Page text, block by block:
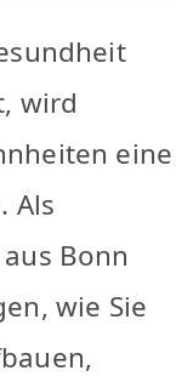
wird
eine
Als
Bonn
wie Sie